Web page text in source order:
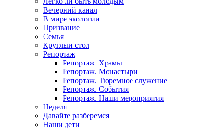
Вечерний канал
В мире экологии
Призвание
Семья
Круглый стол
Репортаж
Репортаж. Храмы
Репортаж. Монастыри
Репортаж. Тюремное служение
Репортаж. События
Репортаж. Наши мероприятия
Неделя
Давайте разберемся
Наши дети